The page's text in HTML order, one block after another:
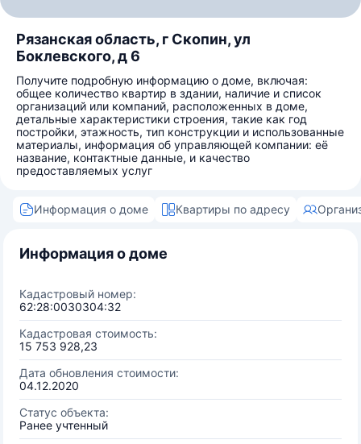
Рязанская область, г Скопин, ул
Боклевского, д 6
Получите подробную информацию о доме, включая:
общее количество квартир в здании, наличие и список
организаций или компаний, расположенных в доме,
детальные характеристики строения, такие как год
постройки, этажность, тип конструкции и использованные
материалы, информация об управляющей компании: её
название, контактные данные, и качество
предоставляемых услуг
Информация о доме Квартиры по адресу
Информация о доме
Кадастровый номер:
62:28:0030304:32
Кадастровая стоимость:
15 753 928,23
Дата обновления стоимости:
04.12.2020
Статус объекта:
Ранее учтенный